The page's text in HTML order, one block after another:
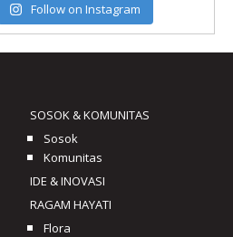
Follow on Instagram
SOSOK & KOMUNITAS
Sosok
Komunitas
IDE & INOVASI
RAGAM HAYATI
Flora